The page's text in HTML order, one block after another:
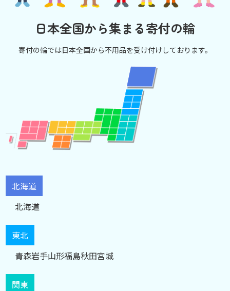
日本全国から集まる寄付の輪
寄付の輪では日本全国から不用品を受け付けしております。
北海道
北海道
東北
青森岩手山形福島秋田宮城
関東